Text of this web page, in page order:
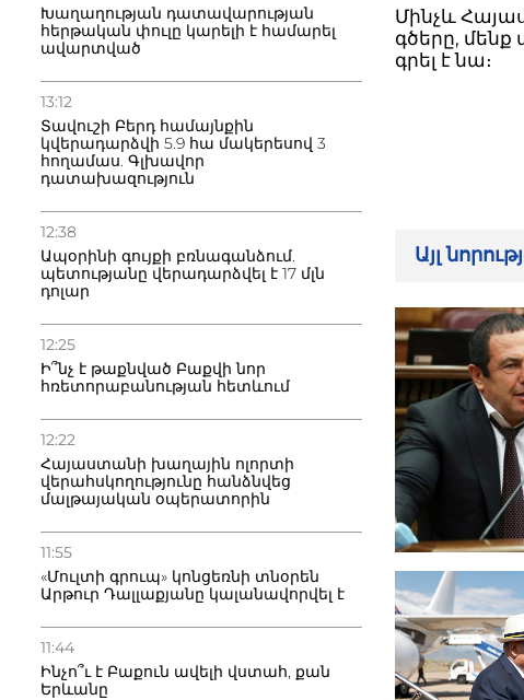
Խաղաղության դատավարության
հերթական փուլը կարելի է համարել
ավարտված
13:12
Տավուշի Բերդ համայնքին
կվերադարձվի 5.9 հա մակերեսով 3
հողամաս. Գլխավոր
դատախազություն
12:38
Ապօրինի գույքի բռնագանձում.
պետությանը վերադարձվել է 17 մլն
դոլար
12:25
Ի՞նչ է թաքնված Բաքվի նոր
հռետորաբանության հետևում
12:22
Հայաստանի խաղային ոլորտի
վերահսկողությունը հանձնվեց
մալթայական օպերատորին
11:55
«Մուլտի գրուպ» կոնցեռնի տնօրեն
Արթուր Դալլաքյանը կալանավորվել է
11:44
Ինչո՞ւ է Բաքուն ավելի վստահ, քան
Երևանը
Մինչև
գծերը,
գրել է նա։
Այլ